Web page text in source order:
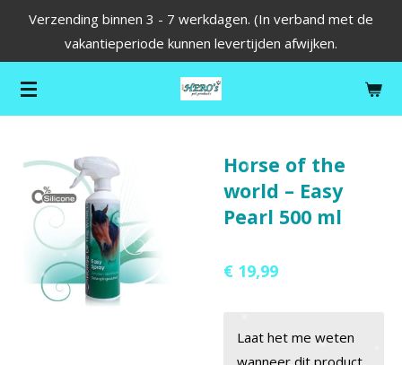
de
hoofdinhoud
Verzending binnen 3 - 7 werkdagen. (In verband met de
vakantieperiode kunnen levertijden afwijken.
Horse of the
world – Easy
Pearl 500 ml
€ 19,99
Laat het me weten
wanneer dit product